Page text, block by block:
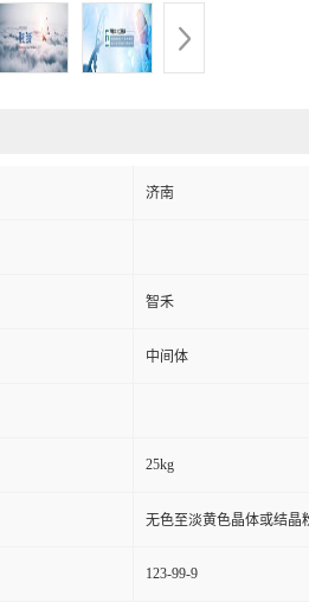
济南
智禾
中间体
25kg
无色至淡黄色晶体或结晶
123-99-9